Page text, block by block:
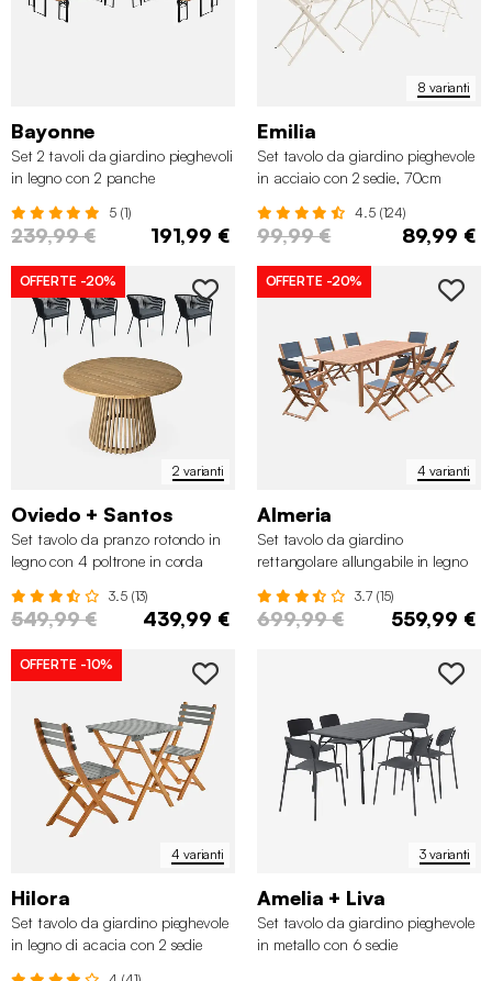
Bayonne
Set 2 tavoli da giardino pieghevoli
in legno con 2 panche
5 (1)
239,99 € 191,99 €
8 varianti
Emilia
Set tavolo da giardino pieghevole
in acciaio con 2 sedie, 70cm
4.5 (124)
99,99 € 89,99 €
2 varianti
OFFERTE -20%
Oviedo + Santos
Set tavolo da pranzo rotondo in
legno con 4 poltrone in corda
3.5 (13)
549,99 € 439,99 €
4 varianti
OFFERTE -20%
Almeria
Set tavolo da giardino
rettangolare allungabile in legno
3.7 (15)
699,99 € 559,99 €
4 varianti
OFFERTE -10%
Hilora
Set tavolo da giardino pieghevole
in legno di acacia con 2 sedie
3 varianti
Amelia + Liva
Set tavolo da giardino pieghevole
in metallo con 6 sedie